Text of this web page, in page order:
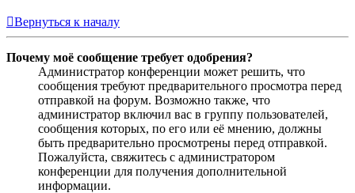
Вернуться к началу
Почему моё сообщение требует одобрения?
Администратор конференции может решить, что
сообщения требуют предварительного просмотра перед
отправкой на форум. Возможно также, что
администратор включил вас в группу пользователей,
сообщения которых, по его или её мнению, должны
быть предварительно просмотрены перед отправкой.
Пожалуйста, свяжитесь с администратором
конференции для получения дополнительной
информации.